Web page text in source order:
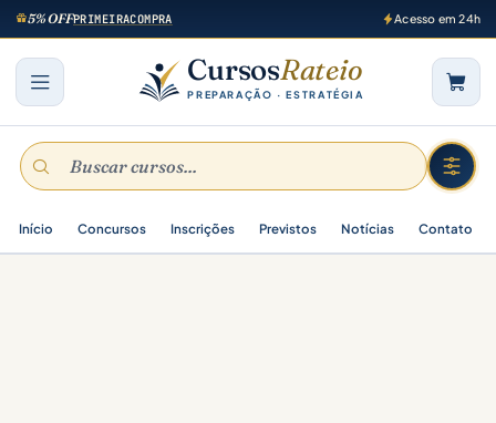
5% OFFPRIMEIRACOMPRA Acesso em 24h
CursosRateio
PREPARAÇÃO · ESTRATÉGIA
Início Concursos Inscrições Previstos Notícias Contato